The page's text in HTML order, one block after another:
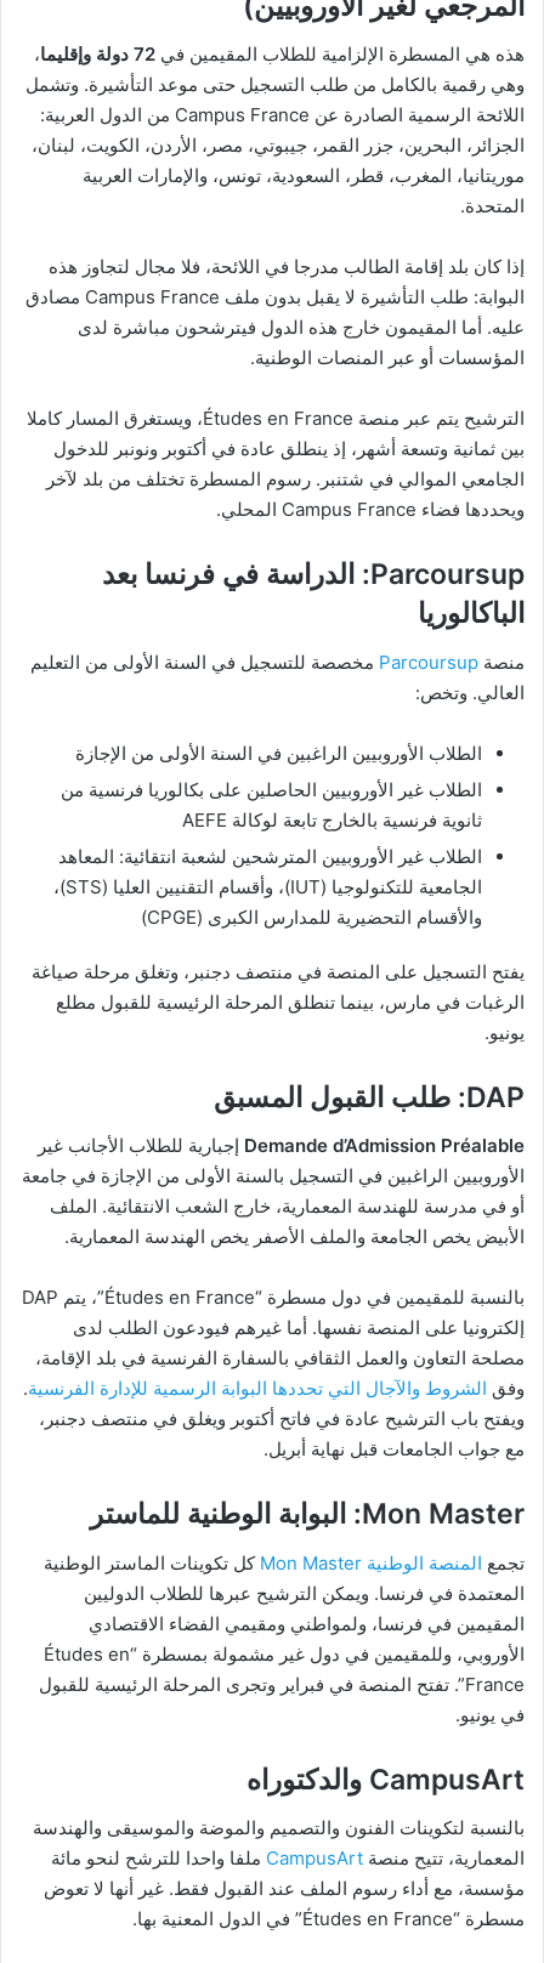
هذه هي المسطرة الإلزامية للطلاب المقيمين في 72 دولة وإقليما
،
وهي رقمية بالكامل من طلب التسجيل حتى موعد التأشيرة. وتشمل
اللائحة الرسمية الصادرة عن Campus France من الدول العربية:
الجزائر، البحرين، جزر القمر، جيبوتي، مصر، الأردن، الكويت، لبنان،
موريتانيا، المغرب، قطر، السعودية، تونس، والإمارات العربية
المتحدة.
إذا كان بلد إقامة الطالب مدرجا في اللائحة، فلا مجال لتجاوز هذه
البوابة: طلب التأشيرة لا يقبل بدون ملف Campus France مصادق
عليه. أما المقيمون خارج هذه الدول فيترشحون مباشرة لدى
المؤسسات أو عبر المنصات الوطنية.
الترشيح يتم عبر منصة Études en France، ويستغرق المسار كاملا
بين ثمانية وتسعة أشهر، إذ ينطلق عادة في أكتوبر ونونبر للدخول
الجامعي الموالي في شتنبر. رسوم المسطرة تختلف من بلد لآخر
ويحددها فضاء Campus France المحلي.
Parcoursup: الدراسة في فرنسا بعد
الباكالوريا
منصة Parcoursup مخصصة للتسجيل في السنة الأولى من التعليم
العالي. وتخص:
الطلاب الأوروبيين الراغبين في السنة الأولى من الإجازة
الطلاب غير الأوروبيين الحاصلين على بكالوريا فرنسية من
ثانوية فرنسية بالخارج تابعة لوكالة AEFE
الطلاب غير الأوروبيين المترشحين لشعبة انتقائية: المعاهد
الجامعية للتكنولوجيا (IUT)، وأقسام التقنيين العليا (STS)،
والأقسام التحضيرية للمدارس الكبرى (CPGE)
يفتح التسجيل على المنصة في منتصف دجنبر، وتغلق مرحلة صياغة
الرغبات في مارس، بينما تنطلق المرحلة الرئيسية للقبول مطلع
يونيو.
DAP: طلب القبول المسبق
Demande d’Admission Préalable إجبارية للطلاب الأجانب غير
الأوروبيين الراغبين في التسجيل بالسنة الأولى من الإجازة في جامعة
أو في مدرسة للهندسة المعمارية، خارج الشعب الانتقائية. الملف
الأبيض يخص الجامعة والملف الأصفر يخص الهندسة المعمارية.
بالنسبة للمقيمين في دول مسطرة “Études en France”، يتم DAP
إلكترونيا على المنصة نفسها. أما غيرهم فيودعون الطلب لدى
مصلحة التعاون والعمل الثقافي بالسفارة الفرنسية في بلد الإقامة،
وفق الشروط والآجال التي تحددها البوابة الرسمية للإدارة الفرنسية.
ويفتح باب الترشيح عادة في فاتح أكتوبر ويغلق في منتصف دجنبر،
مع جواب الجامعات قبل نهاية أبريل.
Mon Master: البوابة الوطنية للماستر
تجمع المنصة الوطنية Mon Master
كل تكوينات الماستر الوطنية
المعتمدة في فرنسا. ويمكن الترشيح عبرها للطلاب الدوليين
المقيمين في فرنسا، ولمواطني ومقيمي الفضاء الاقتصادي
الأوروبي، وللمقيمين في دول غير مشمولة بمسطرة “Études en
France”. تفتح المنصة في فبراير وتجرى المرحلة الرئيسية للقبول
في يونيو.
CampusArt والدكتوراه
بالنسبة لتكوينات الفنون والتصميم والموضة والموسيقى والهندسة
المعمارية، تتيح منصة CampusArt ملفا واحدا للترشح لنحو مائة
مؤسسة، مع أداء رسوم الملف عند القبول فقط. غير أنها لا تعوض
مسطرة “Études en France” في الدول المعنية بها.